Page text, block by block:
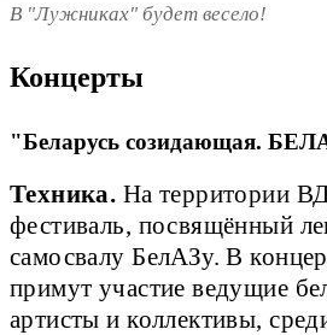
В "Лужниках" будет весело!
Концерты
"Беларусь созидающая.
Техника. На территории
фестиваль, посвящённый
самосвалу БелАЗу. В
примут участие ведущие
артисты и коллективы,